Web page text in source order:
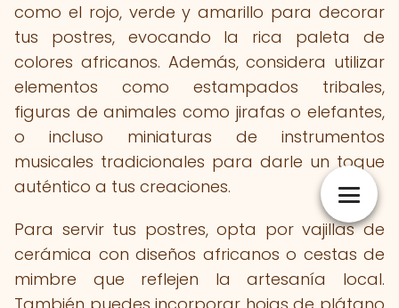
como el rojo, verde y amarillo para decorar
tus postres, evocando la rica paleta de
colores africanos. Además, considera utilizar
elementos como estampados tribales,
figuras de animales como jirafas o elefantes,
o incluso miniaturas de instrumentos
musicales tradicionales para darle un toque
auténtico a tus creaciones.
Para servir tus postres, opta por vajillas de
cerámica con diseños africanos o cestas de
mimbre que reflejen la artesanía local.